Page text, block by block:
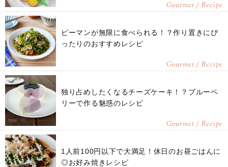
Gourmet / Recipe
ピーマンが無限に食べられる！？作り置きにぴ
ったりのおすすめレシピ
Gourmet / Recipe
独り占めしたくなるチーズケーキ！？ブルーベ
リーで作る魅惑のレシピ
Gourmet / Recipe
1人前100円以下で大満足！休日のお昼ごはんに
◎お好み焼きレシピ